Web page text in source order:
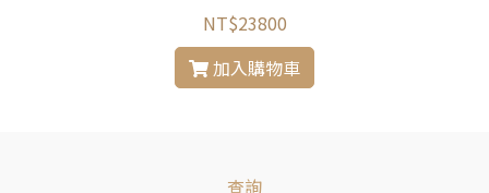
NT$23800
加入購物車
查詢